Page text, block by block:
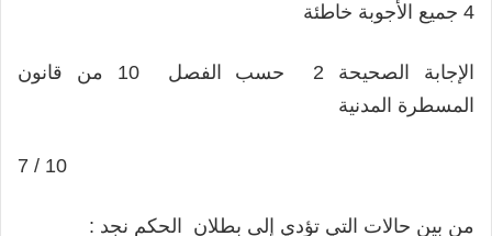
4 جميع الأجوبة خاطئة
الإجابة الصحيحة 2 حسب الفصل 10 من قانون
المسطرة المدنية
7 / 10
من بين حالات التي تؤدي إلى بطلان الحكم نجد :